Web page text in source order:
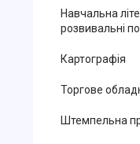
Навчальна
розвивальні
Картографія
Торгове
Штемпельна